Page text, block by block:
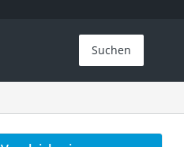
Suchen